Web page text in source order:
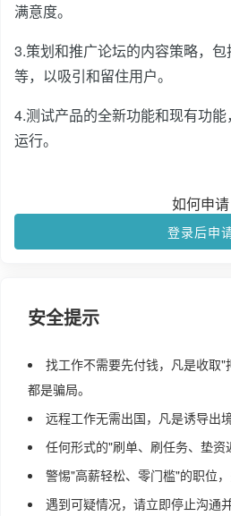
满意度。
3.策划和推广论坛的内容策略，
等，以吸引和留住用户。
4.测试产品的全新功能和现有功
运行。
如何申请
登录后申
安全提示
找工作不需要先付钱，凡是收取
都是骗局。
远程工作无需出国，凡是诱导出
任何形式的"刷单、刷任务、垫资
警惕"高薪轻松、零门槛"的职位，
遇到可疑情况，请立即停止沟通